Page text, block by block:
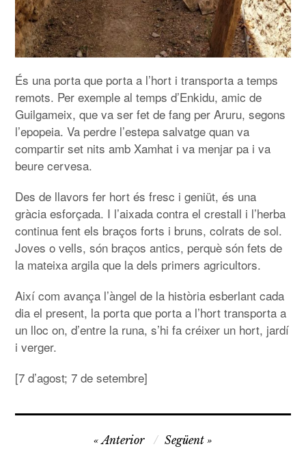
És una porta que porta a l’hort i transporta a temps
remots. Per exemple al temps d’Enkidu, amic de
Guilgameix, que va ser fet de fang per Aruru, segons
l’epopeia. Va perdre l’estepa salvatge quan va
compartir set nits amb Xamhat i va menjar pa i va
beure cervesa.
Des de llavors fer hort és fresc i geniüt, és una
gràcia esforçada. I l’aixada contra el crestall i l’herba
continua fent els braços forts i bruns, colrats de sol.
Joves o vells, són braços antics, perquè són fets de
la mateixa argila que la dels primers agricultors.
Així com avança l’àngel de la història esberlant cada
dia el present, la porta que porta a l’hort transporta a
un lloc on, d’entre la runa, s’hi fa créixer un hort, jardí
i verger.
[7 d’agost; 7 de setembre]
NavegacióAnterior Següent